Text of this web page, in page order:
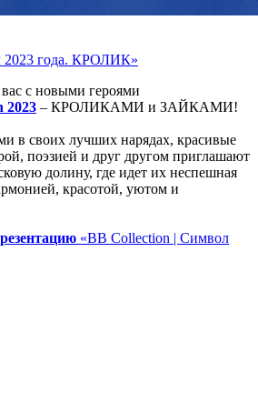
2023 года. КРОЛИК»
с новыми героями
2023 – КРОЛИКАМИ и ЗАЙКАМИ!
в своих лучших нарядах, красивые
поэзией и друг другом приглашают
долину, где идет их неспешная
красотой, уютом и
«BB Collection | Символ